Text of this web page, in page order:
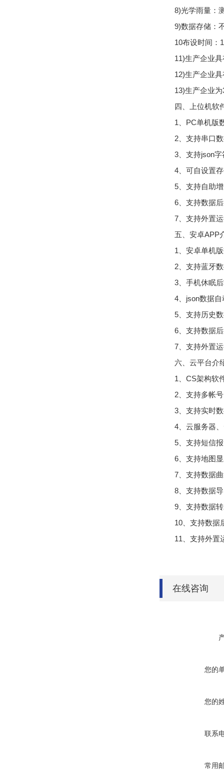
8)光学雨量：
9)数据存储：
10布设时间：
11)生产企业
12)生产企业
13)生产企业
四、上位机软
1、PC单机版
2、支持串口
3、支持json
4、可自设置
5、支持自助
6、支持数据
7、支持外置
五、安卓APP
1、安卓单机
2、支持蓝牙
3、手机休眠
4、json数据
5、支持历史
6、支持数据
7、支持外置
六、云平台介
1、CS架构软
2、支持多帐
3、支持实时
4、云服务器
5、支持短信
6、支持地图
7、支持数据
8、支持数据
9、支持数据
10、支持数据
11、支持外置
在线咨询
您的
您的
联系
常用